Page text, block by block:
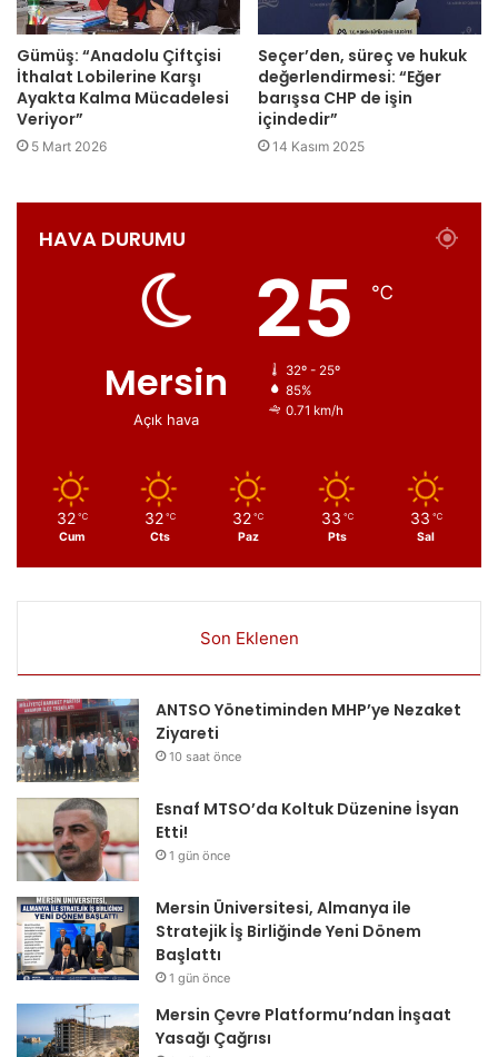
Gümüş: “Anadolu Çiftçisi
İthalat Lobilerine Karşı
Ayakta Kalma Mücadelesi
Veriyor”
5 Mart 2026
Seçer’den, süreç ve hukuk
değerlendirmesi: “Eğer
barışsa CHP de işin
içindedir”
14 Kasım 2025
HAVA DURUMU
Mersin
Açık hava
25 ℃
32º - 25º
85%
0.71 km/h
32 ℃
Cum
32 ℃
Cts
32 ℃
Paz
33 ℃
Pts
33 ℃
Sal
Son Eklenen
ANTSO Yönetiminden MHP’ye Nezaket
Ziyareti
10 saat önce
Esnaf MTSO’da Koltuk Düzenine İsyan
Etti!
1 gün önce
Mersin Üniversitesi, Almanya ile
Stratejik İş Birliğinde Yeni Dönem
Başlattı
1 gün önce
Mersin Çevre Platformu’ndan İnşaat
Yasağı Çağrısı